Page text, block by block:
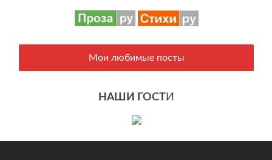
Мои любимые посты
НАШИ ГОСТ И